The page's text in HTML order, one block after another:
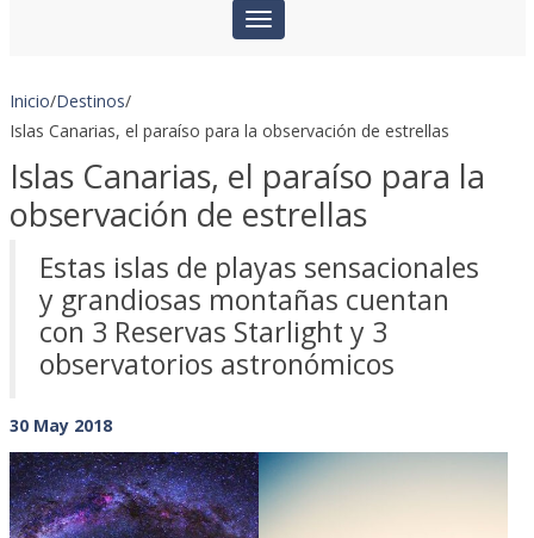
Inicio/Destinos/
Islas Canarias, el paraíso para la observación de estrellas
Islas Canarias, el paraíso para la
observación de estrellas
Estas islas de playas sensacionales
y grandiosas montañas cuentan
con 3 Reservas Starlight y 3
observatorios astronómicos
30 May 2018
Previous Next